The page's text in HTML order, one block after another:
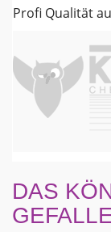
Profi Qualität
DAS